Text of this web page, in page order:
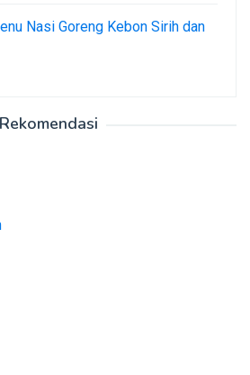
Nasi Goreng Kebon Sirih dan
Rekomendasi